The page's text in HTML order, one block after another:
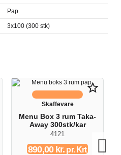
Pap
3x100 (300 stk)
star_border
Skaffevare
Menu Box 3 rum Taka-
Away 300stk/kar
4121
890,00 kr. pr. Krt